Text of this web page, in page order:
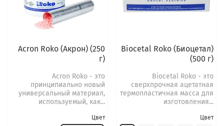
Acron Roko (Акрон) (250
г)
Acron Roko - это
принципиально новый
универсальный материал,
используемый, как...
Цвет
Biocetal Roko (Биоцетал)
(500 г)
Biocetal Roko - это
сверхпрочная ацетатная
термопластичная масса для
изготовления...
Цвет